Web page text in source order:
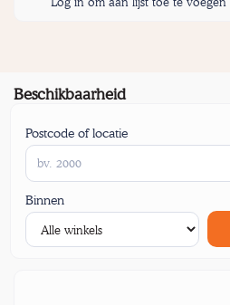
Beschikbaarheid
Postcode of locatie
Binnen